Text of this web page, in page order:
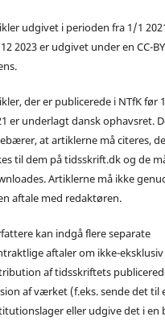
udgivet i perioden fra 1/1
2023 er udgivet under en CC-
der er publicerede i NTfK før
er underlagt dansk ophavsret.
at artiklerne må citeres,
til dem på tidsskrift.dk og de
Artiklerne må ikke
aftale med redaktøren.
kan indgå flere separate
aftaler om ikke-eksklusiv
af tidsskriftets
af værket (f.eks. sende det til
eller udgive det i en